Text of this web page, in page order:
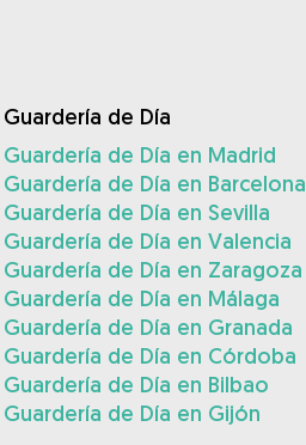
Guardería de Día
Guardería de Día en Madrid
Guardería de Día en Barcelona
Guardería de Día en Sevilla
Guardería de Día en Valencia
Guardería de Día en Zaragoza
Guardería de Día en Málaga
Guardería de Día en Granada
Guardería de Día en Córdoba
Guardería de Día en Bilbao
Guardería de Día en Gijón